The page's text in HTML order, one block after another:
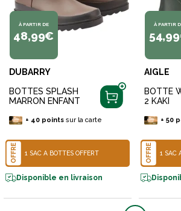
À PARTIR DE
48,99€
DUBARRY
BOTTES SPLASH
MARRON ENFANT
+ 40pointssur la carte
OFFRE 1 SAC À BOTTES OFFERT
Disponible en livraison
À PARTIR
AIGLE
BOTTE
2 KAKI
+ 50
OFFRE 1 SAC